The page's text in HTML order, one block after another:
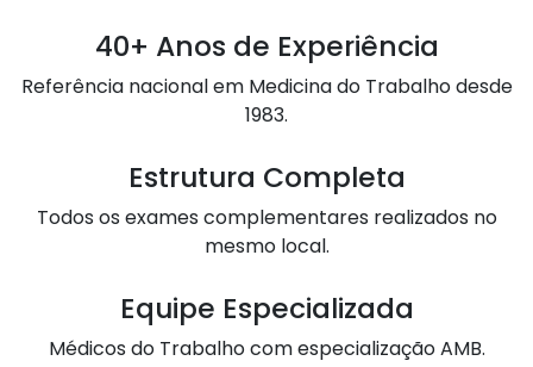
40+ Anos de Experiência
Referência nacional em Medicina do Trabalho desde
1983.
Estrutura Completa
Todos os exames complementares realizados no
mesmo local.
Equipe Especializada
Médicos do Trabalho com especialização AMB.